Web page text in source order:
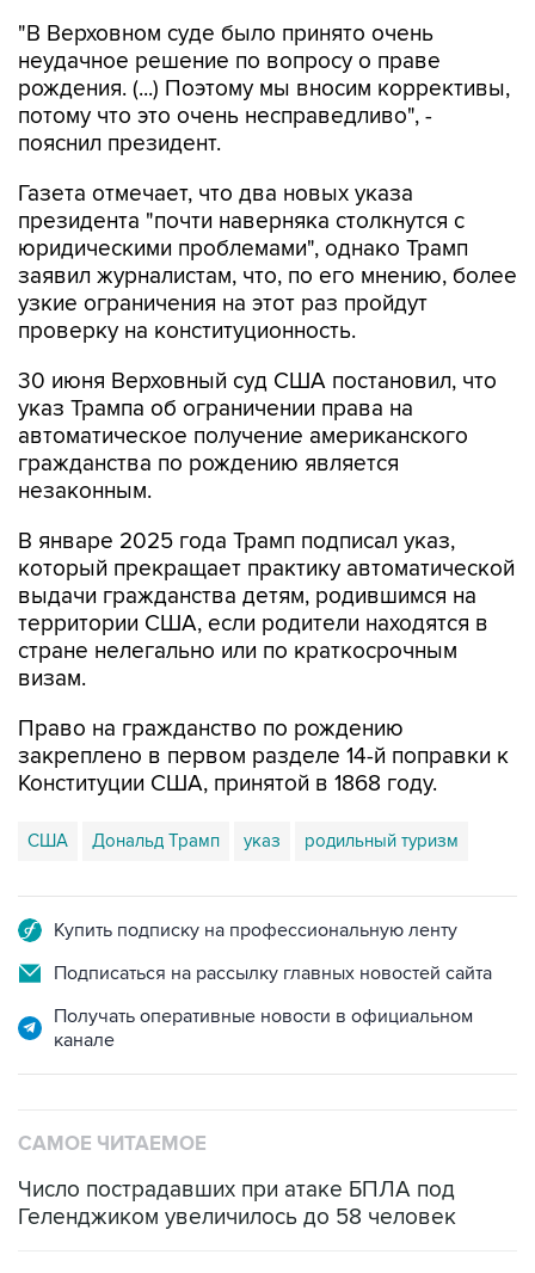
"В Верховном суде было принято очень
неудачное решение по вопросу о праве
рождения. (...) Поэтому мы вносим коррективы,
потому что это очень несправедливо", -
пояснил президент.
Газета отмечает, что два новых указа
президента "почти наверняка столкнутся с
юридическими проблемами", однако Трамп
заявил журналистам, что, по его мнению, более
узкие ограничения на этот раз пройдут
проверку на конституционность.
30 июня Верховный суд США постановил, что
указ Трампа об ограничении права на
автоматическое получение американского
гражданства по рождению является
незаконным.
В январе 2025 года Трамп подписал указ,
который прекращает практику автоматической
выдачи гражданства детям, родившимся на
территории США, если родители находятся в
стране нелегально или по краткосрочным
визам.
Право на гражданство по рождению
закреплено в первом разделе 14-й поправки к
Конституции США, принятой в 1868 году.
США Дональд Трамп указ родильный туризм
Купить подписку на профессиональную ленту
Подписаться на рассылку главных новостей сайта
Получать оперативные новости в официальном
канале
САМОЕ ЧИТАЕМОЕ
Число пострадавших при атаке БПЛА под
Геленджиком увеличилось до 58 человек